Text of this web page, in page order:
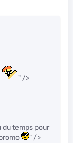
" />
du temps pour
" />